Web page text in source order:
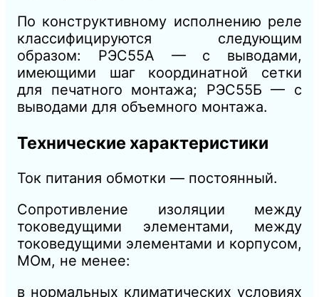
По конструктивному исполнению реле
классифицируются следующим
образом: РЭС55А — с выводами,
имеющими шаг координатной сетки
для печатного монтажа; РЭС55Б — с
выводами для объемного монтажа.
Технические характеристики
Ток питания обмотки — постоянный.
Сопротивление изоляции между
токоведущими элементами, между
токоведущими элементами и корпусом,
МОм, не менее:
в нормальных климатических условиях